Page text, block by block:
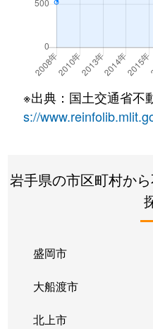
※出典：国土交通省不
s://
岩手県の市区町村か
盛岡市
大船渡市
北上市